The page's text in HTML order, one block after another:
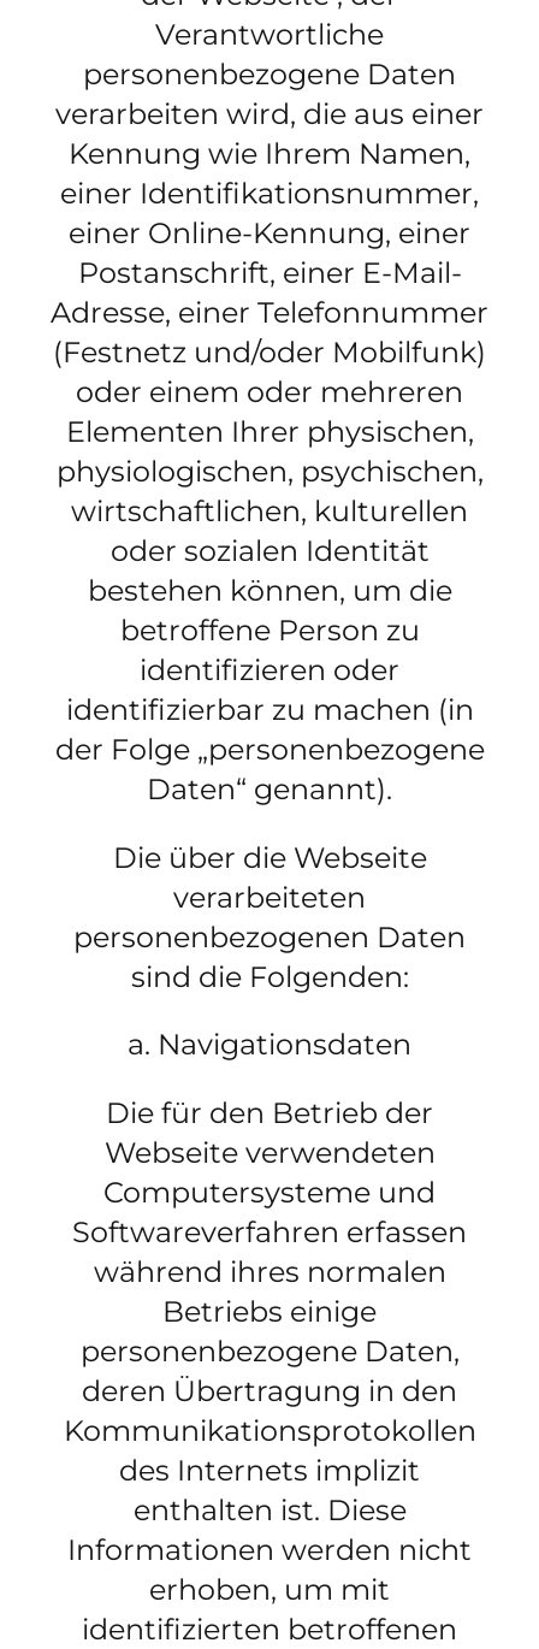
Verantwortliche
personenbezogene Daten
verarbeiten wird, die aus einer
Kennung wie Ihrem Namen,
einer Identifikationsnummer,
einer Online-Kennung, einer
Postanschrift, einer E-Mail-
Adresse, einer Telefonnummer
(Festnetz und/oder Mobilfunk)
oder einem oder mehreren
Elementen Ihrer physischen,
physiologischen, psychischen,
wirtschaftlichen, kulturellen
oder sozialen Identität
bestehen können, um die
betroffene Person zu
identifizieren oder
identifizierbar zu machen (in
der Folge „personenbezogene
Daten“ genannt).
Die über die Webseite
verarbeiteten
personenbezogenen Daten
sind die Folgenden:
a. Navigationsdaten
Die für den Betrieb der
Webseite verwendeten
Computersysteme und
Softwareverfahren erfassen
während ihres normalen
Betriebs einige
personenbezogene Daten,
deren Übertragung in den
Kommunikationsprotokollen
des Internets implizit
enthalten ist. Diese
Informationen werden nicht
erhoben, um mit
identifizierten betroffenen